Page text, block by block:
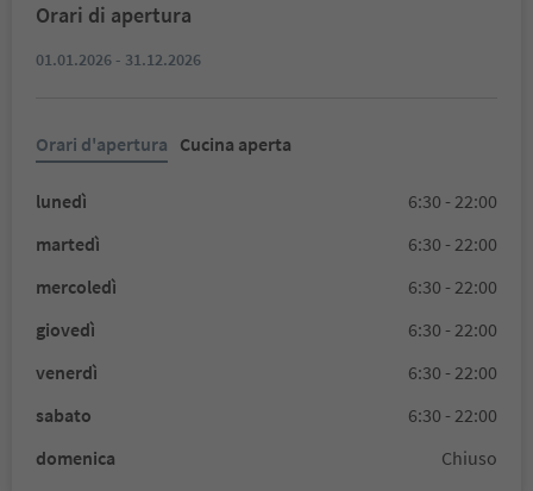
Orari di apertura
01.01.2026 - 31.12.2026
Orari d'apertura Cucina aperta
lunedì
6:30 - 22:00
martedì
6:30 - 22:00
mercoledì
6:30 - 22:00
giovedì
6:30 - 22:00
venerdì
6:30 - 22:00
sabato
6:30 - 22:00
domenica
Chiuso